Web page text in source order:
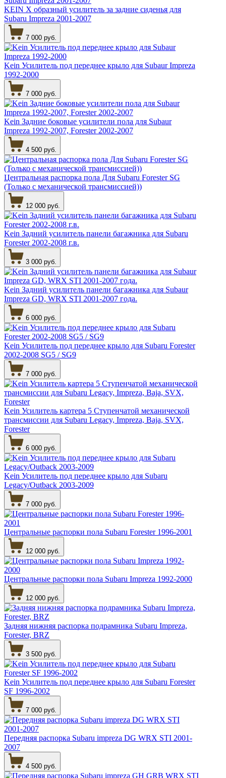
KEIN Х образный усилитель за задние сиденья для
Subaru Impreza 2001-2007
7 000 руб.
Kein Усилитель под переднее крыло для Subaur Impreza
1992-2000
7 000 руб.
Kein Задние боковые усилители пола для Subaur
Impreza 1992-2007, Forester 2002-2007
4 500 руб.
Центральная распорка пола Для Subaru Forester SG
(Только с механической трансмиссией))
12 000 руб.
Kein Задний усилитель панели багажника для Subaru
Forester 2002-2008 г.в.
3 000 руб.
Kein Задний усилитель панели багажника для Subaur
Impreza GD, WRX STI 2001-2007 года.
6 000 руб.
Kein Усилитель под переднее крыло для Subaru Forester
2002-2008 SG5 / SG9
7 000 руб.
Kein Усилитель картера 5 Ступенчатой механической
трансмиссии для Subaru Legacy, Impreza, Baja, SVX,
Forester
6 000 руб.
Kein Усилитель под переднее крыло для Subaru
Legacy/Outback 2003-2009
7 000 руб.
Центральные распорки пола Subaru Forester 1996-2001
12 000 руб.
Центральные распорки пола Subaru Impreza 1992-2000
12 000 руб.
Задняя нижняя распорка подрамника Subaru Impreza,
Forester, BRZ
3 500 руб.
Kein Усилитель под переднее крыло для Subaru Forester
SF 1996-2002
7 000 руб.
Передняя распорка Subaru impreza DG WRX STI 2001-
2007
4 500 руб.